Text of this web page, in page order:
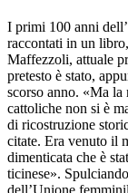
I primi 100 anni
raccontati in un
Maffezzoli, attuale
pretesto è stato,
scorso anno. «Ma la
cattoliche non si è
di ricostruzione
citate. Era venuto il
dimenticata che è
ticinese».
dell’Unione